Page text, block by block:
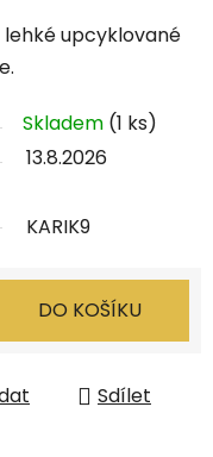
upcyklované
Skladem (1 ks)
13.8.2026
KARIK9
DO KOŠÍKU
Sdílet